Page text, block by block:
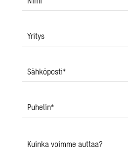
Yritys
Sähköposti*
Puhelin*
Kuinka voimme auttaa?